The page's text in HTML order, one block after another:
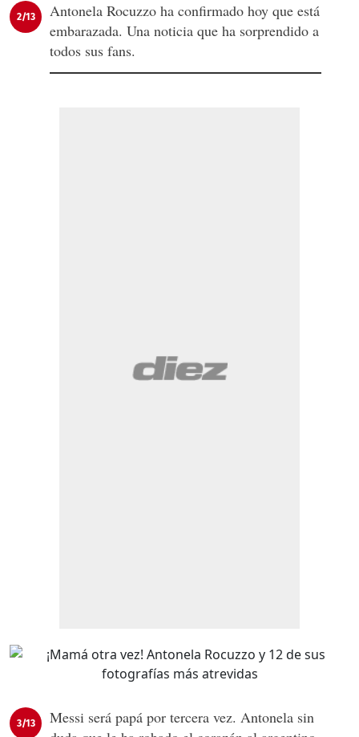
2/13
Antonela Rocuzzo ha confirmado hoy que está
embarazada. Una noticia que ha sorprendido a
todos sus fans.
3/13
Messi será papá por tercera vez. Antonela sin